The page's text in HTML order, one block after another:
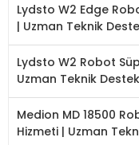
Lydsto W2 Edge
| Uzman Teknik
Lydsto W2 Robot
Uzman Teknik Destek
Medion MD 18500
Hizmeti | Uzman